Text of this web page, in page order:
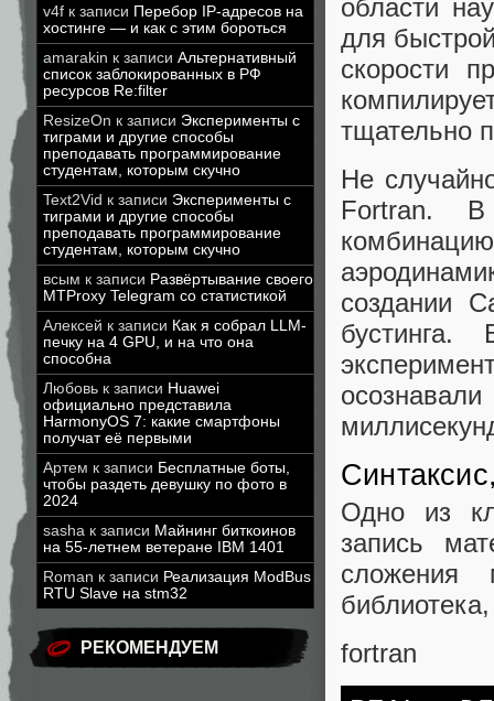
v4f к записи Перебор IP-адресов на
хостинге — и как с этим бороться
amarakin к записи Альтернативный
список заблокированных в РФ
ресурсов Re:filter
ResizeOn к записи Эксперименты с
тиграми и другие способы
преподавать программирование
студентам, которым скучно
Text2Vid к записи Эксперименты с
тиграми и другие способы
преподавать программирование
студентам, которым скучно
всым к записи Развёртывание своего
MTProxy Telegram со статистикой
Алексей к записи Как я собрал LLM-
печку на 4 GPU, и на что она
способна
Любовь к записи Huawei
официально представила
HarmonyOS 7: какие смартфоны
получат её первыми
Артем к записи Бесплатные боты,
чтобы раздеть девушку по фото в
2024
sasha к записи Майнинг биткоинов
на 55-летнем ветеране IBM 1401
Roman к записи Реализация ModBus
RTU Slave на stm32
РЕКОМЕНДУЕМ
области
для
скорости
тщательно
Не
Fortran. В
создании
Одно из
запись
сложения
fortran